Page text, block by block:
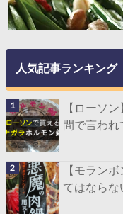
人気記事ランキング
【ローソ
間で言われ
【モラン
てはならな